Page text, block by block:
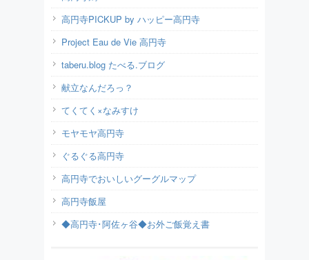
高円寺PICKUP by ハッピー高円寺
Project Eau de Vie 高円寺
taberu.blog たべる.ブログ
献立なんだろっ？
てくてく×なみすけ
モヤモヤ高円寺
ぐるぐる高円寺
高円寺でおいしいグーグルマップ
高円寺飯屋
◆高円寺･阿佐ヶ谷◆お外ご飯覚え書